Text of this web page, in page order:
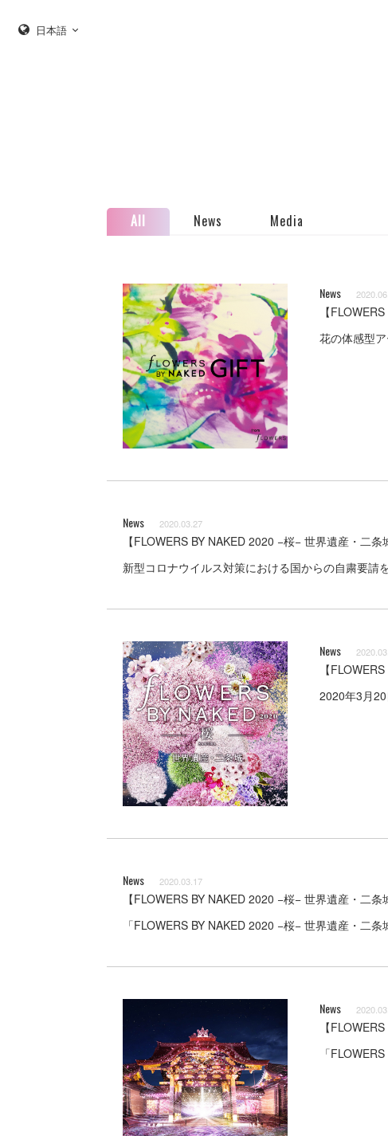
日本語
All News Media
News
【
花の体感型
News 2020.03.27
【FLOWERS BY NAKED 2020 −桜− 世界遺産・二
新型コロナウイルス対策における国からの自粛要
News
【
2020年3月
News 2020.03.17
【FLOWERS BY NAKED 2020 −桜− 世界遺産・二
「FLOWERS BY NAKED 2020 −桜− 世界遺産・二
News
【
「